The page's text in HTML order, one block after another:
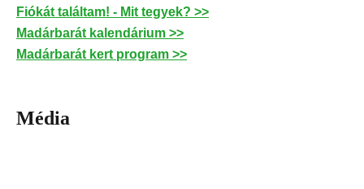
Fiókát találtam! - Mit tegyek? >>
Madárbarát kalendárium >>
Madárbarát kert program >>
Média